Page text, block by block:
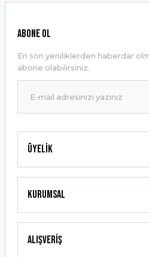
Ürün resmi kalitesiz, bozuk veya
Ürün bilgilerinde hatalar
Ürün fiyatı diğer sitelerden daha
Bu ürüne benzer farklı alternatifler
Gönder
Üyelik
Kurumsal
Alışveriş
ABONE OL
En son yeniliklerden haberdar
abone olabilirsiniz.